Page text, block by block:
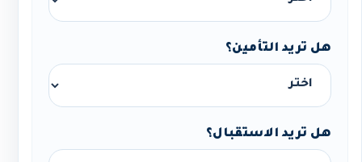
هل تريد التأمين؟
هل تريد الاستقبال؟